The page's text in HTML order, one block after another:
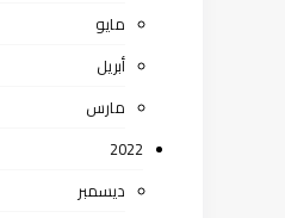
مايو
أبريل
مارس
2022
ديسمبر